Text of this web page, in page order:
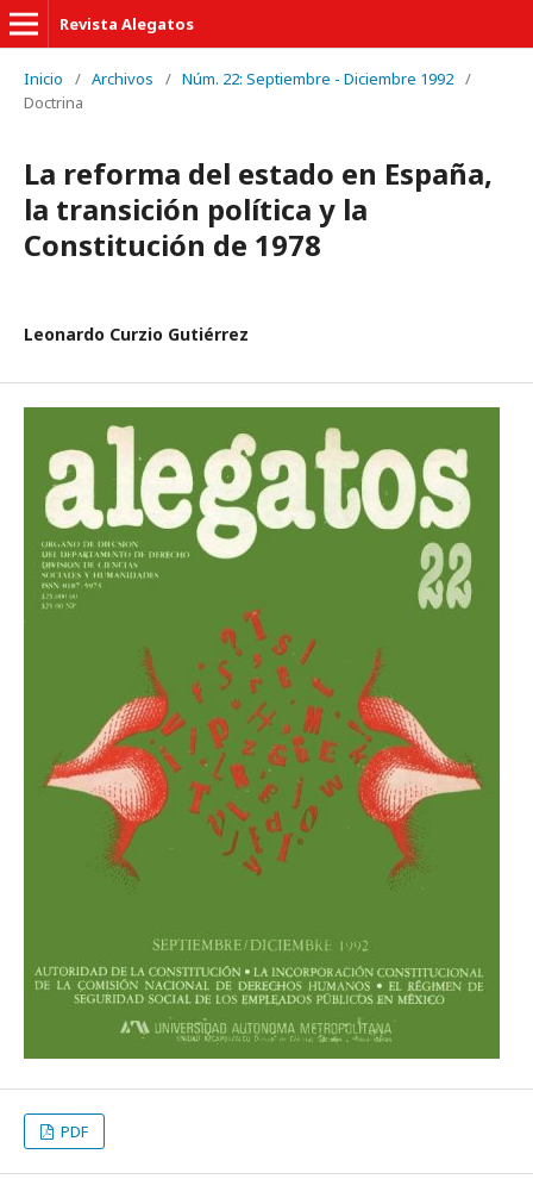
Revista Alegatos
Inicio / Archivos / Núm. 22: Septiembre - Diciembre 1992 /
Doctrina
La reforma del estado en España,
la transición política y la
Constitución de 1978
Leonardo Curzio Gutiérrez
PDF